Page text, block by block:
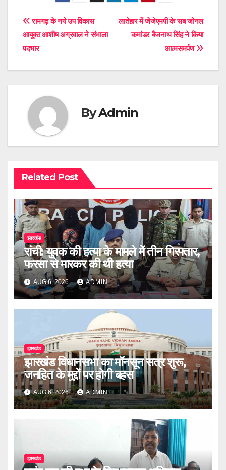
Post
navigation
लातेहार में जेजेएमपी के सब जोनल
कमांडर बैजनाथ सिंह ने किया
आत्मसमर्पण
रामगढ़ के नये उप विकास
आयुक्त आशीष अग्रवाल ने संभाला
पदभार
ByAdmin
Related Post
झारखंड
रांची: युवक की हत्या के मामले में तीन गिरफ्तार,
फरसा से मारकर की थी हत्या
AUG 6, 2026 ADMIN
झारखंड
झारखंड विधानसभा का मॉनसून सत्र शुरू,
जनहित के मुद्दों पर होगी बहस
AUG 6, 2026 ADMIN
झारखंड